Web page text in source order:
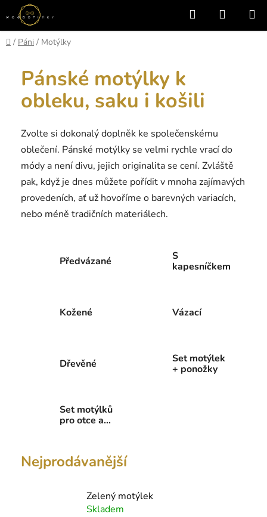
Přejít
na
obsah
Hledat
KOŠÍK
Domů
/ Páni / Motýlky
Pánské motýlky k
obleku, saku i košili
Zvolte si dokonalý doplněk ke společenskému
oblečení. Pánské motýlky se velmi rychle vrací do
módy a není divu, jejich originalita se cení. Zvláště
pak, když je dnes můžete pořídit v mnoha zajímavých
provedeních, ať už hovoříme o barevných variacích,
nebo méně tradičních materiálech.
Předvázané
S
kapesníčkem
Kožené Vázací
Dřevěné
Set motýlek
+ ponožky
Set motýlků
pro otce a
Nejprodávanější
Zelený motýlek
Skladem